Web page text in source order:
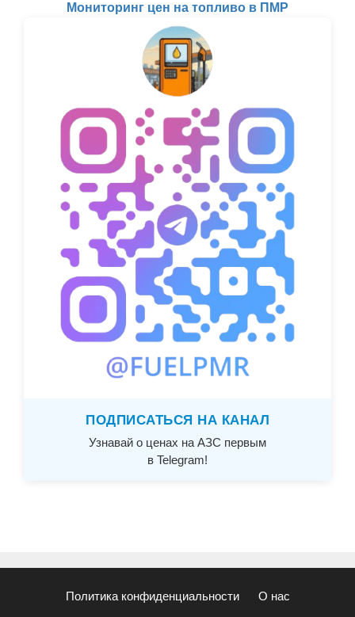
Мониторинг цен на топливо в ПМР
ПОДПИСАТЬСЯ НА КАНАЛ
Узнавай о ценах на АЗС первым
в Telegram!
Политика конфиденциальности О нас